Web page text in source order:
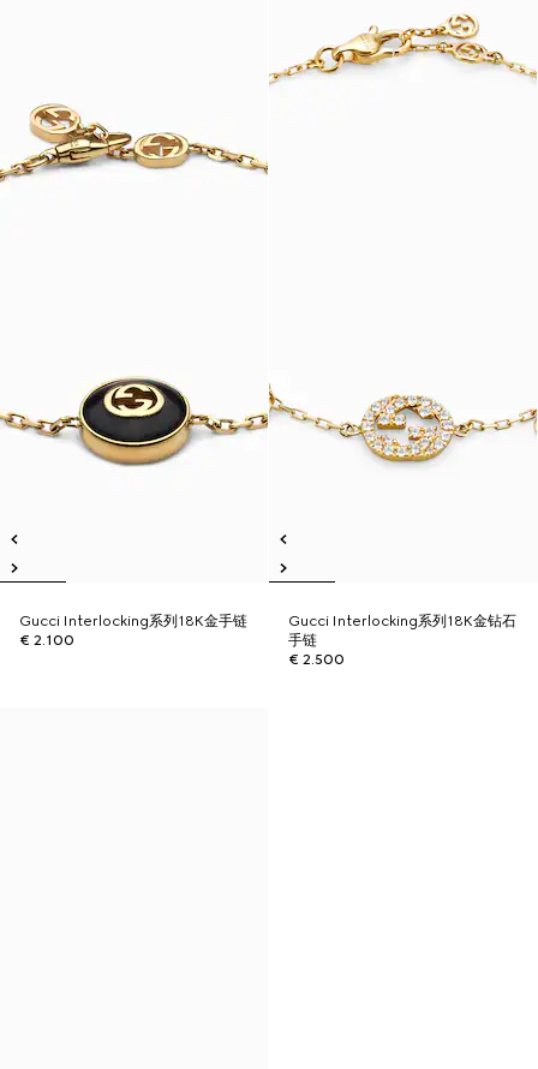
Gucci Interlocking系列18K金手链
€ 2.100
Gucci Interlocking系列18K金钻石
手链
€ 2.500